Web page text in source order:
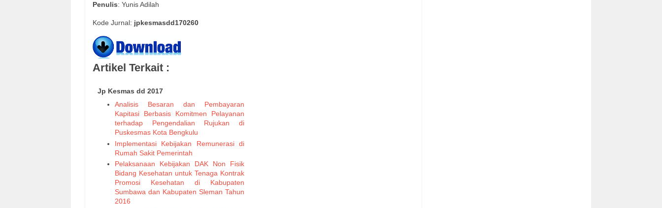
Penulis: Yunis Adilah
Kode Jurnal: jpkesmasdd170260
Artikel Terkait :
Jp Kesmas dd 2017
Analisis Besaran dan Pembayaran
Kapitasi Berbasis Komitmen Pelayanan
terhadap Pengendalian Rujukan di
Puskesmas Kota Bengkulu
Implementasi Kebijakan Remunerasi di
Rumah Sakit Pemerintah
Pelaksanaan Kebijakan DAK Non Fisik
Bidang Kesehatan untuk Tenaga Kontrak
Promosi Kesehatan di Kabupaten
Sumbawa dan Kabupaten Sleman Tahun
2016